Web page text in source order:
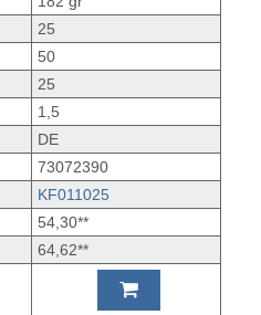
25
50
25
1,5
DE
73072390
KF011025
54,30**
64,62**